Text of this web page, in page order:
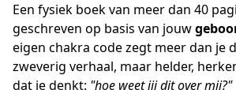
Een fysiek boek van meer dan 40
geschreven op basis van jouw
eigen chakra code zegt meer dan je
zweverig verhaal, maar helder,
dat je denkt: "hoe weet jij dit over mij?"